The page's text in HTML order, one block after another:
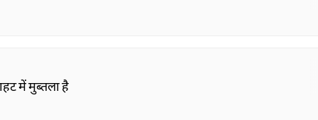
में मुब्तला है